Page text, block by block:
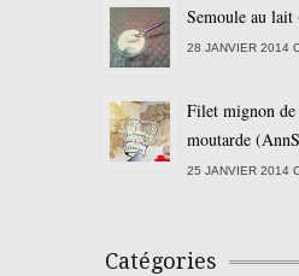
Semoule au
28 JANVIER 2014
Filet mignon
moutarde
25 JANVIER 2014
Catégories